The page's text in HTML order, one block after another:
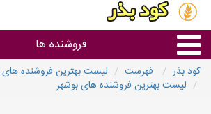
فروشنده ها
گروه ها
کود بذر فهرست
لیست بهترین فروشنده های
لیست بهترین فروشنده های بوشهر